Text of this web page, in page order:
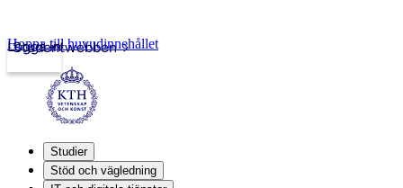
Studentwebben
Logga in
Hoppa till huvudinnehållet
Studier
Stöd och vägledning